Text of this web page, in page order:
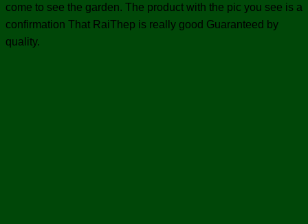
come to see the garden. The product with the pic you see is a
confirmation That RaiThep is really good Guaranteed by
quality.